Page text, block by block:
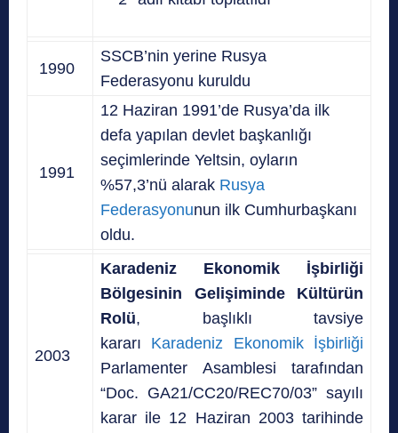
1990
SSCB’nin yerine Rusya
Federasyonu kuruldu
1991
12 Haziran 1991’de Rusya’da ilk
defa yapılan devlet başkanlığı
seçimlerinde Yeltsin, oyların
%57,3’nü alarak Rusya
Federasyonunun ilk Cumhurbaşkanı
oldu.
2003
Karadeniz Ekonomik İşbirliği
Bölgesinin Gelişiminde Kültürün
Rolü, başlıklı tavsiye
kararı Karadeniz Ekonomik İşbirliği
Parlamenter Asamblesi tarafından
“Doc. GA21/CC20/REC70/03” sayılı
karar ile 12 Haziran 2003 tarihinde